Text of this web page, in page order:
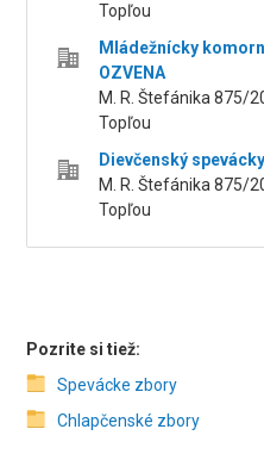
Topľou
Mládežnícky
OZVENA
M. R. Štefánika 875/
Topľou
Dievčenský
M. R. Štefánika 875/
Topľou
Pozrite si tiež:
Spevácke zbory
Chlapčenské zbory